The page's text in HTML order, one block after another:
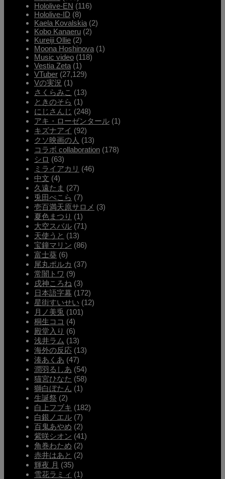
Hololive-EN (116)
Hololive-ID (8)
Kaela Kovalskia (2)
Kobo Kanaeru (2)
Kureiji Ollie (2)
Moona Hoshinova (1)
Music video (118)
Vestia Zeta (1)
VTuber (27,129)
Vの実況 (1)
さくらみこ (13)
ときのそら (1)
にじさんじ (248)
アキ・ローゼンタール (1)
キズナアイ (92)
クソ映画の人 (13)
コラボ collaboration (178)
シロ (63)
ミライアカリ (46)
中文 (4)
久遠たま (27)
兎田ぺこら (7)
壱百満天原サロメ (3)
夏色まつり (1)
大空スバル (71)
天使うと (13)
宝鐘マリン (86)
富士葵 (6)
尾丸ポルカ (37)
常闇トワ (9)
戌神ころね (3)
日本語字幕 (172)
星街すいせい (12)
月ノ美兎 (101)
桐生ココ (4)
殿堂入り (6)
浅井ラム (13)
海外の反応 (13)
湊あくあ (47)
潤羽るしあ (54)
猫宮ひなた (58)
獅白ぼたん (1)
生誕祭 (2)
白上フブキ (182)
白銀ノエル (7)
百鬼あやめ (2)
紫咲シオン (41)
角巻わため (2)
赤井はあと (2)
輝夜 月 (35)
雪花ラミィ (1)